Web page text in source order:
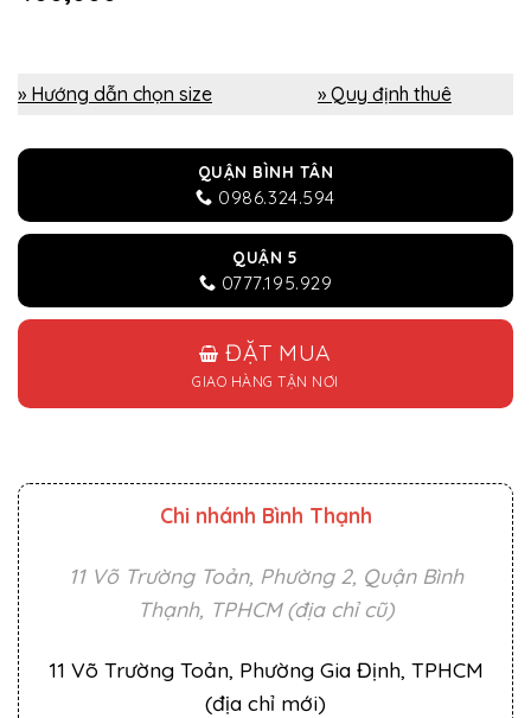
» Hướng dẫn chọn size » Quy định thuê
QUẬN BÌNH TÂN
0986.324.594
QUẬN 5
0777.195.929
ĐẶT MUA
GIAO HÀNG TẬN NƠI
Chi nhánh Bình Thạnh
11 Võ Trường Toản, Phường 2, Quận Bình
Thạnh, TPHCM (địa chỉ cũ)
11 Võ Trường Toản, Phường Gia Định, TPHCM
(địa chỉ mới)